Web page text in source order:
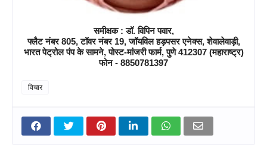
समीक्षक : डॉ. विपिन पवार,
फ्लैट नंबर 805, टॉवर नंबर 19, जॉयविल हड़पसर एनेक्स, शेवालेवाड़ी,
भारत पेट्रोल पंप के सामने, पोस्ट-मांजरी फार्म, पुणे 412307 (महाराष्ट्र)
फोन - 8850781397
विचार